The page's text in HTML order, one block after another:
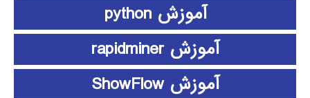
آموزش python
آموزش rapidminer
آموزش ShowFlow